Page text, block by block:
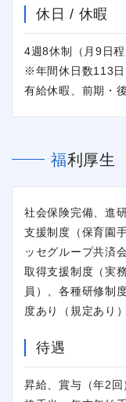
休日 / 休暇
4週8休制（月9日程
※年間休日数113日
有給休暇、前期・
福利厚生
社会保険完備、進
支援制度（保育園
ッセグループ共済
取得支援制度（実
員）、各種研修制
度あり（規定あり）
待遇
昇給、賞与（年2